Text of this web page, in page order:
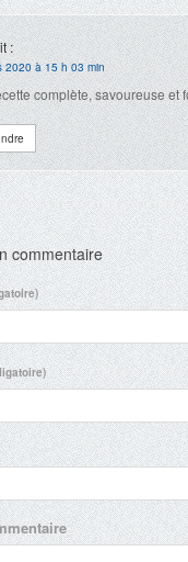
:
2020 à 15 h 03 min
complète, savoureuse et
commentaire